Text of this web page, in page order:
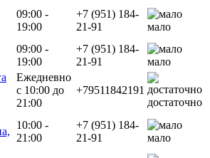
09:00 -
19:00
+7 (951) 184-
21-91
мало
09:00 -
19:00
+7 (951) 184-
21-91
мало
Ежедневно
с 10:00 до
21:00
+79511842191
достаточно
10:00 -
21:00
+7 (951) 184-
21-91
мало